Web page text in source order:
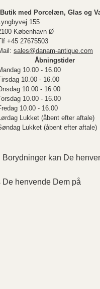
Butik med Porcelæn, Glas og
Lyngbyvej 155
København Ø
+45 27675503
sales@danam-antique.com
Åbningstider
10.00 - 16.00
10.00 - 16.00
10.00 - 16.00
10.00 - 16.00
10.00 - 16.00
Lørdag Lukket (åbent efter aftale)
Lukket (åbent efter aftale)
kan De
henvende Dem på